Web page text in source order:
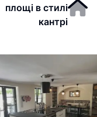
площі в стилі
кантрі